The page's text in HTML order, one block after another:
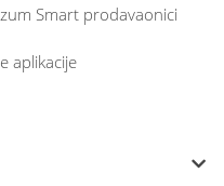
Smart prodavaonici
aplikacije